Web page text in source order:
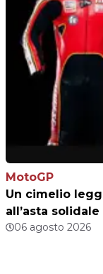
MotoGP
Un cimelio
all’asta solidale
06 agosto 2026